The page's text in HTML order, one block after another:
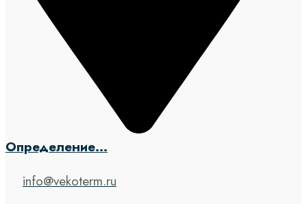
Определение...
info@vekoterm.ru